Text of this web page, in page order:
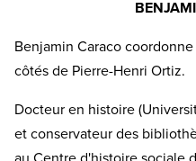
Benjamin Caraco
côtés de Pierre-Henri Ortiz.
Docteur en histoire
et conservateur des